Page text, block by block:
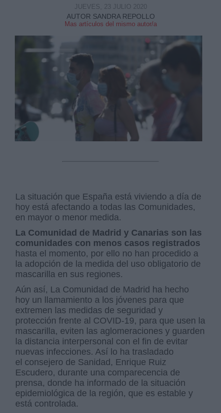
AUTOR SANDRA REPOLLO
Mas artículos del mismo autor/a
JUEVES, 23 JULIO 2020
La situación que España está viviendo a día de
hoy está afectando a todas las Comunidades,
en mayor o menor medida.
La Comunidad de Madrid y Canarias son las
comunidades con menos casos registrados
hasta el momento, por ello no han procedido a
la adopción de la medida del uso obligatorio de
mascarilla en sus regiones.
Aún así, La Comunidad de Madrid ha hecho
hoy un llamamiento a los jóvenes para que
extremen las medidas de seguridad y
protección frente al COVID-19, para que usen la
mascarilla, eviten las aglomeraciones y guarden
la distancia interpersonal con el fin de evitar
nuevas infecciones. Así lo ha trasladado
el consejero de Sanidad, Enrique Ruiz
Escudero, durante una comparecencia de
prensa, donde ha informado de la situación
epidemiológica de la región, que es estable y
está controlada.
Información adicional